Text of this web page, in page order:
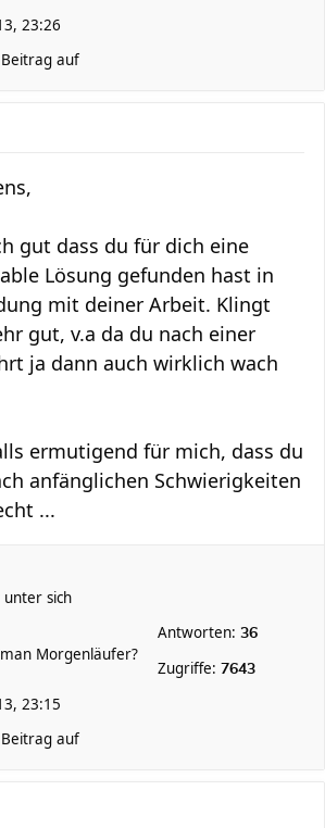
23:26
auf
gut dass du für dich eine
Lösung gefunden hast in
mit deiner Arbeit. Klingt
gut, v.a da du nach einer
ja dann auch wirklich wach
ermutigend für mich, dass du
anfänglichen Schwierigkeiten
...
sich
Morgenläufer?
Antworten: 36
Zugriffe: 7643
23:15
auf